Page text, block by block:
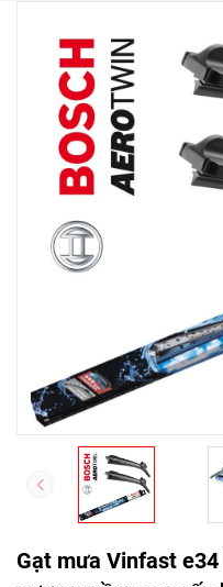
Gạt mưa Vinfast e34